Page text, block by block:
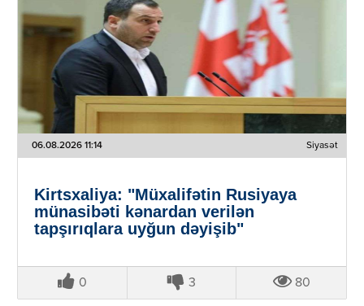
06.08.2026 11:14 Siyasət
Kirtsxaliya: "Müxalifətin Rusiyaya
münasibəti kənardan verilən
tapşırıqlara uyğun dəyişib"
0 3 80